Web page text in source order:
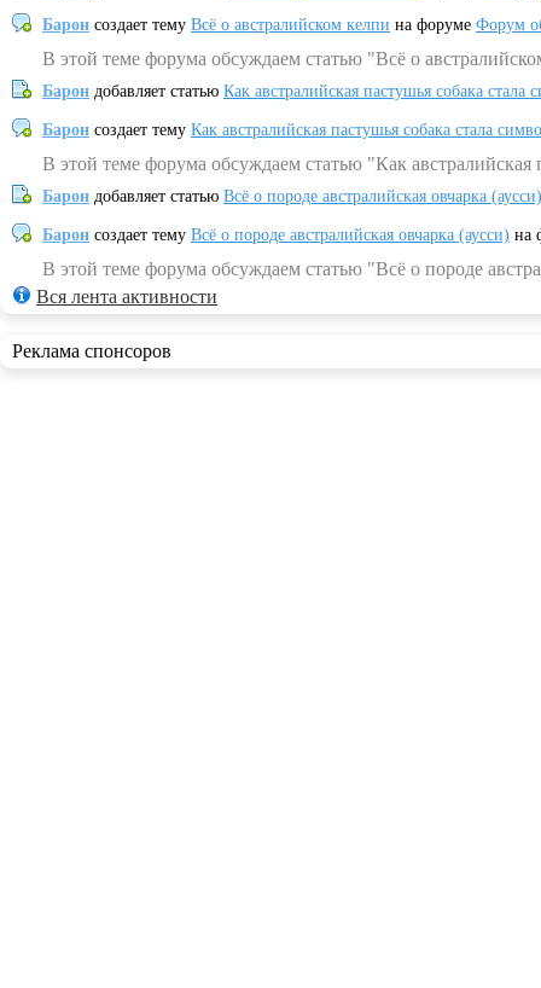
Барон создает тему Всё о австралийском келпи на форуме Форум
В этой теме форума обсуждаем статью "Всё о
Барон добавляет статью Как австралийская пастушья собака
Барон создает тему Как австралийская пастушья собака стала
В этой теме форума обсуждаем статью "Как
Барон добавляет статью Всё о породе австралийская овчарка (аусси)
Барон создает тему Всё о породе австралийская овчарка (аусси) на
В этой теме форума обсуждаем статью "Всё о породе
Вся лента активности
Реклама спонсоров